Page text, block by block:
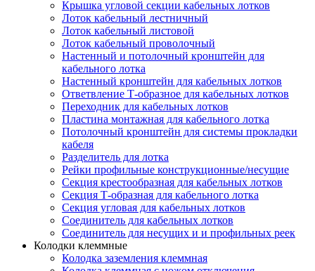
Крышка угловой секции кабельных лотков
Лоток кабельный лестничный
Лоток кабельный листовой
Лоток кабельный проволочный
Настенный и потолочный кронштейн для
кабельного лотка
Настенный кронштейн для кабельных лотков
Ответвление Т-образное для кабельных лотков
Переходник для кабельных лотков
Пластина монтажная для кабельного лотка
Потолочный кронштейн для системы прокладки
кабеля
Разделитель для лотка
Рейки профильные конструкционные/несущие
Секция крестообразная для кабельных лотков
Секция Т-образная для кабельного лотка
Секция угловая для кабельных лотков
Соединитель для кабельных лотков
Соединитель для несущих и и профильных реек
Колодки клеммные
Колодка заземления клеммная